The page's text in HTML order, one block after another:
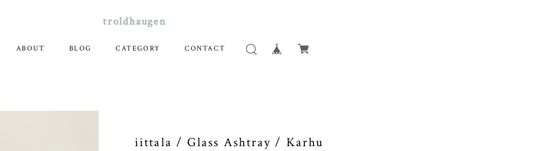
troldhaugen
ABOUT BLOG CATEGORY CONTACT
iittala / Glass Ashtray / Karhu